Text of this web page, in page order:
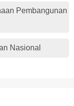
Pembangunan
Nasional